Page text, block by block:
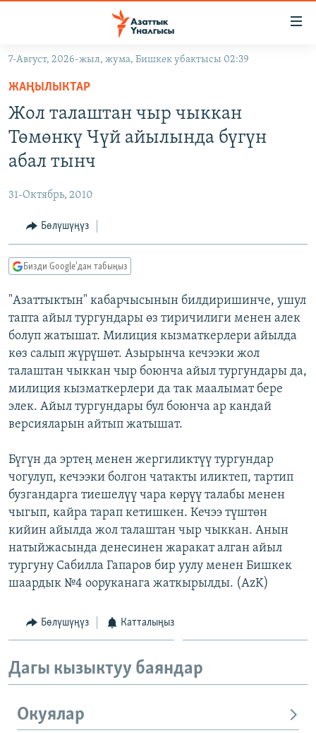
Навигацияга
өтүңүз
Издөөгө
салыңыз
САЯСАТ
МАДАНИЯТ
ДҮЙНӨ
УКРАИНА
ТВ ПРОГРАММАЛАР
БҮГҮН АЗАТТЫКТА
ДАНИСТЕ
АЗАТТЫК+
ПОДКАСТ
ОНЛАЙН ШЕРИНЕ
ЭЕ/АРнун бардык сайттары
7-Август, 2026-жыл, жума, Бишкек убактысы 02:39
ЖАҢЫЛЫКТАР
Жол талаштан чыр чыккан
Төмөнкү Чүй айылында бүгүн
абал тынч
31-Октябрь, 2010
Бөлүшүңүз
Бизди Google'дан табыңыз
"Азаттыктын" кабарчысынын билдиришинче, ушул
тапта айыл тургундары өз тиричилиги менен алек
болуп жатышат. Милиция кызматкерлери айылда
көз салып жүрүшөт. Азырынча кечээки жол
талаштан чыккан чыр боюнча айыл тургундары да,
милиция кызматкерлери да так маалымат бере
элек. Айыл тургундары бул боюнча ар кандай
версияларын айтып жатышат.
Бүгүн да эртең менен жергиликтүү тургундар
чогулуп, кечээки болгон чатакты иликтеп, тартип
бузгандарга тиешелүү чара көрүү талабы менен
чыгып, кайра тарап кетишкен. Кечээ түштөн
кийин айылда жол талаштан чыр чыккан. Анын
натыйжасында денесинен жаракат алган айыл
тургуну Сабилла Гапаров бир уулу менен Бишкек
шаардык №4 ооруканага жаткырылды. (AzK)
Бөлүшүңүз Катталыңыз
Дагы кызыктуу баяндар
Окуялар